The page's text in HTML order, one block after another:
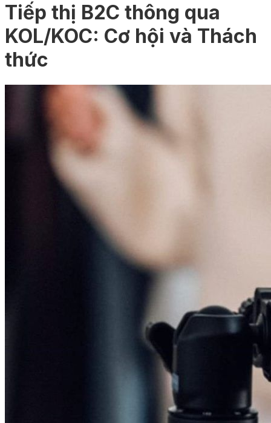
Tiếp thị B2C thông qua
KOL/KOC: Cơ hội và Thách
thức